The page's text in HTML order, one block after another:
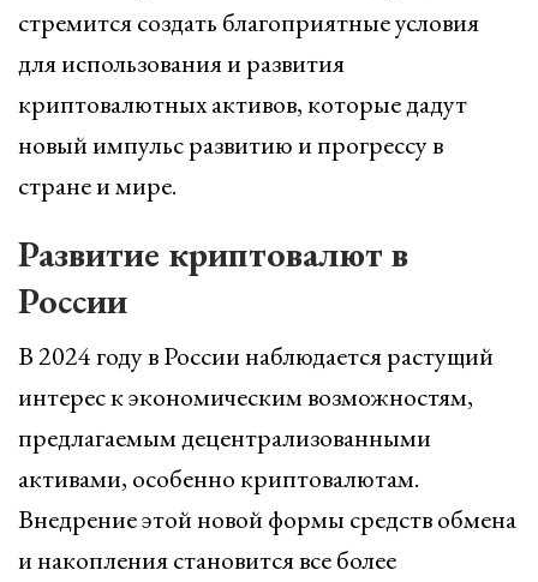
стремится создать благоприятные условия
для использования и развития
криптовалютных активов, которые дадут
новый импульс развитию и прогрессу в
стране и мире.
Развитие криптовалют в
России
В 2024 году в России наблюдается растущий
интерес к экономическим возможностям,
предлагаемым децентрализованными
активами, особенно криптовалютам.
Внедрение этой новой формы средств обмена
и накопления становится все более